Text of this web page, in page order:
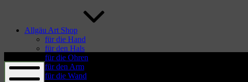
Allgäu Art Shop
für die Hand
für den Hals
für die Ohren
für den Arm
für die Wand
art.com